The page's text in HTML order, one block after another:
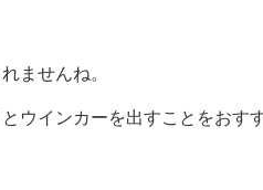
ませんね。
インカーを出すことをおす